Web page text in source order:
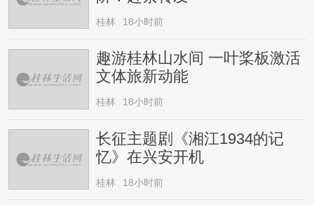
桂林 18小时前
趣游桂林山水间 一叶桨板激活
文体旅新动能
桂林 18小时前
长征主题剧《湘江1934的记
忆》在兴安开机
桂林 18小时前